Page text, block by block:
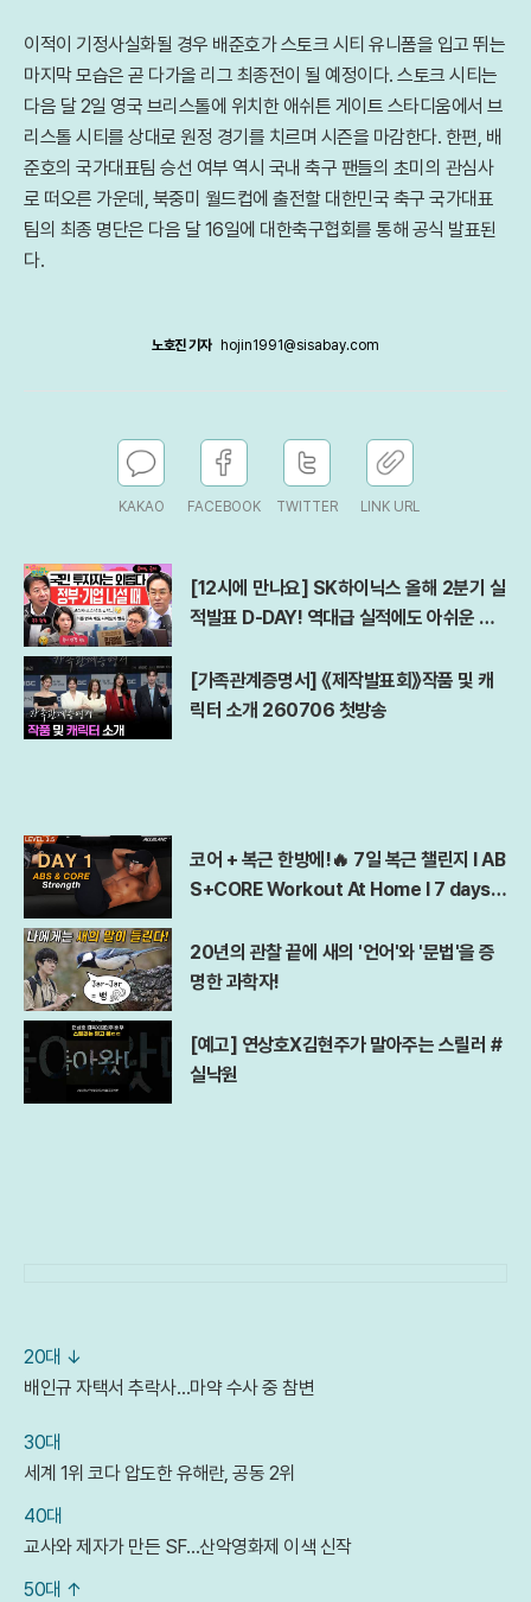
이적이 기정사실화될 경우 배준호가 스토크 시티 유니폼을 입고 뛰는
마지막 모습은 곧 다가올 리그 최종전이 될 예정이다. 스토크 시티는
다음 달 2일 영국 브리스톨에 위치한 애쉬튼 게이트 스타디움에서 브
리스톨 시티를 상대로 원정 경기를 치르며 시즌을 마감한다. 한편, 배
준호의 국가대표팀 승선 여부 역시 국내 축구 팬들의 초미의 관심사
로 떠오른 가운데, 북중미 월드컵에 출전할 대한민국 축구 국가대표
팀의 최종 명단은 다음 달 16일에 대한축구협회를 통해 공식 발표된
다.
노호진 기자 hojin1991@sisabay.com
KAKAO FACEBOOK TWITTER LINK URL
[12시에 만나요] SK하이닉스 올해 2분기 실
적발표 D-DAY! 역대급 실적에도 아쉬운 점
년 7월 29일 수요일
[가족관계증명서] 《제작발표회》작품 및 캐
릭터 소개 260706 첫방송
코어 + 복근 한방에!🔥 7일 복근 챌린지 l AB
S+CORE Workout At Home l 7 days A
20년의 관찰 끝에 새의 '언어'와 '문법'을 증
명한 과학자!
[예고] 연상호X김현주가 말아주는 스릴러 #
실낙원
20대 ↓
배인규 자택서 추락사…마약 수사 중 참변
30대
세계 1위 코다 압도한 유해란, 공동 2위
40대
교사와 제자가 만든 SF…산악영화제 이색 신작
50대 ↑